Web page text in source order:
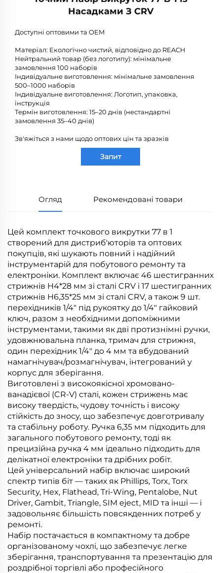
Насадками З CRV
Доступні оптовими та OEM
Матеріал: Екологічно чистий, відповідно до REACH
Нейтральний товар (без логотипу): мінімальне
замовлення 100 наборів
Індивідуальне виготовлення: мінімальне замовлення
500–1000 наборів
Індивідуальне виготовлення: Логотип, упаковка,
інструкція
Термін виготовлення: 15–20 днів (нестандартні
замовлення 35–40 днів)
Зв'яжіться з нами щодо оптових цін та зразків
Запит
Огляд Рекомендовані товари
Цей комплект точкового викрутки 77 в 1
створений для дистриб'юторів та оптових
покупців, які шукають повний і надійний
інструментарій для побутового ремонту та
електроніки. Комплект включає 46 шестигранних
стрижнів H4*28 мм зі сталі CRV і 17 шестигранних
стрижнів H6,35*25 мм зі сталі CRV, а також 9 шт.
перехідників 1/4" під рукоятку до 1/4" гайковий
ключ, разом з необхідними допоміжними
інструментами, такими як дві протизнімні ручки,
удовжнювальна планка, тримач для стрижня,
один перехідник 1/4" до 4 мм та вбудований
намагнічувач/розмагнічувач, інтегрований у
корпус для зберігання.
Виготовлені з високоякісної хромовано-
ванадієвої (CR-V) сталі, кожен стрижень має
високу твердість, чудову точність і високу
стійкість до зносу, що забезпечує довготривалу
та стабільну роботу. Ручка 6,35 мм підходить для
загального побутового ремонту, тоді як
прецизійна ручка 4 мм ідеально підходить для
делікатної електроніки та дрібних робіт.
Цей універсальний набір включає широкий
спектр типів біт — таких як Phillips, Torx, Torx
Security, Hex, Flathead, Tri-Wing, Pentalobe, Nut
Driver, Gambit, Triangle, SIM eject, MID та інші — і
задовольняє більшість повсякденних потреб у
ремонті.
Набір постачається в компактному та добре
організованому чохлі, що забезпечує легке
зберігання, транспортування та презентацію для
роздрібної торгівлі або професійного